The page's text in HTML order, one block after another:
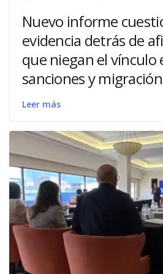
Nuevo informe
evidencia detrás de
que niegan el vínculo
sanciones y
Leer más